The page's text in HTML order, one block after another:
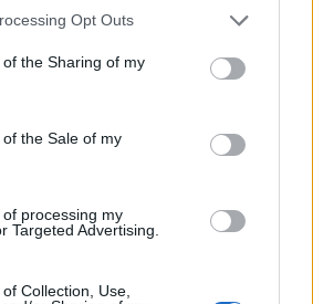
Opt Outs
the Sharing of my
the Sale of my
processing my
Targeted Advertising.
Collection, Use,
s pořádáním ankety Zelená
ročníku ankety Zelená perla.
Na konci června 2026 ovšem
jejích třiceti ročníků